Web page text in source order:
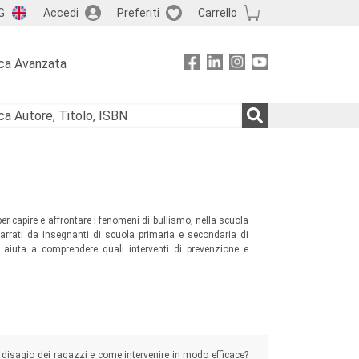
Accedi Preferiti Carrello
Avanzata
capire e affrontare i fenomeni di bullismo, nella scuola
da insegnanti di scuola primaria e secondaria di
a comprendere quali interventi di prevenzione e
dei ragazzi e come intervenire in modo efficace?